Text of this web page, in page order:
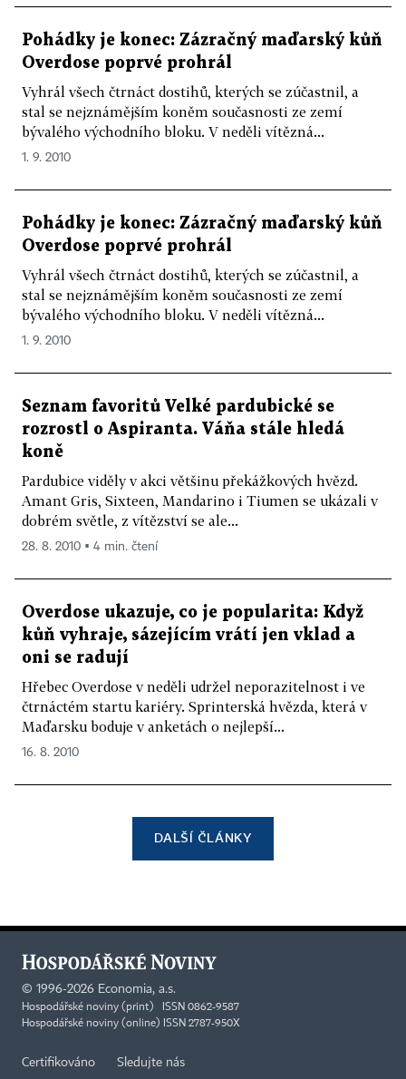
Pohádky je konec: Zázračný maďarský kůň
Overdose poprvé prohrál
Vyhrál všech čtrnáct dostihů, kterých se zúčastnil, a
stal se nejznámějším koněm současnosti ze zemí
bývalého východního bloku. V neděli vítězná...
1. 9. 2010
Pohádky je konec: Zázračný maďarský kůň
Overdose poprvé prohrál
Vyhrál všech čtrnáct dostihů, kterých se zúčastnil, a
stal se nejznámějším koněm současnosti ze zemí
bývalého východního bloku. V neděli vítězná...
1. 9. 2010
Seznam favoritů Velké pardubické se
rozrostl o Aspiranta. Váňa stále hledá
koně
Pardubice viděly v akci většinu překážkových hvězd.
Amant Gris, Sixteen, Mandarino i Tiumen se ukázali v
dobrém světle, z vítězství se ale...
28. 8. 2010 ▪ 4 min. čtení
Overdose ukazuje, co je popularita: Když
kůň vyhraje, sázejícím vrátí jen vklad a
oni se radují
Hřebec Overdose v neděli udržel neporazitelnost i ve
čtrnáctém startu kariéry. Sprinterská hvězda, která v
Maďarsku boduje v anketách o nejlepší...
16. 8. 2010
DALŠÍ ČLÁNKY
© 1996-2026 Economia, a.s.
Hospodářské noviny (print) ISSN 0862-9587
Hospodářské noviny (online) ISSN 2787-950X
Certifikováno Sledujte nás